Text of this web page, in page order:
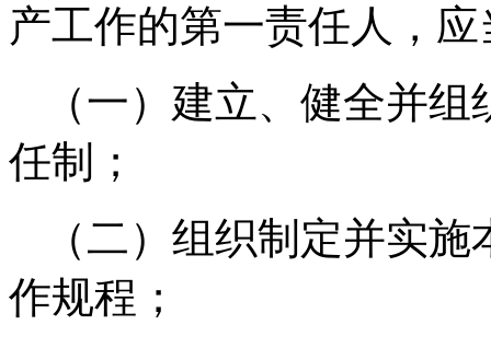
产工作的第一责任人，
（一）建立、健全并
任制；
（二）组织制定并实
作规程；